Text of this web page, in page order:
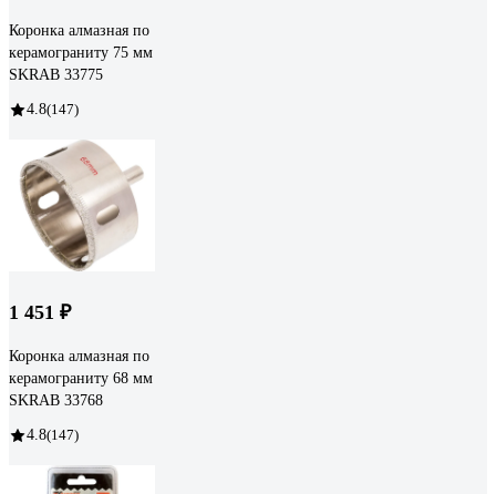
Коронка алмазная по
керамограниту 75 мм
SKRAB 33775
4.8(147)
1 451 ₽
Коронка алмазная по
керамограниту 68 мм
SKRAB 33768
4.8(147)